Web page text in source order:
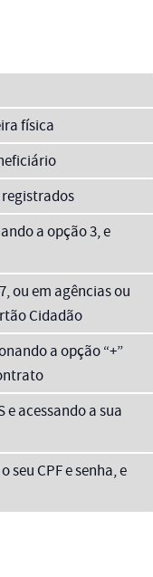
física
a opção 3, e
ou em agências ou
Cidadão
a opção “+”
e acessando a sua
seu CPF e senha, e